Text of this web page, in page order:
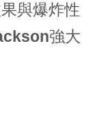
與爆炸性
強大